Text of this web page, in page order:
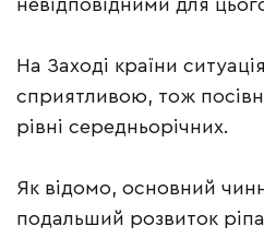
невідповідними для
На Заході країни
сприятливою, тож
рівні середньорічних.
Як відомо, основний
подальший розвиток